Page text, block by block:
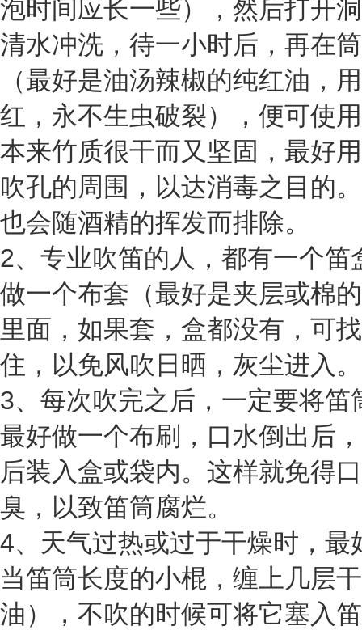
泡时间应长一些），然后打开
清水冲洗，待一小时后，再在
（最好是油汤辣椒的纯红油，
红，永不生虫破裂），便可使
本来竹质很干而又坚固，最好
吹孔的周围，以达消毒之目的
也会随酒精的挥发而排除。
2、专业吹笛的人，都有一个笛
做一个布套（最好是夹层或棉
里面，如果套，盒都没有，可
住，以免风吹日晒，灰尘进入。
3、每次吹完之后，一定要将笛
最好做一个布刷，口水倒出后
后装入盒或袋内。这样就免得
臭，以致笛筒腐烂。
4、天气过热或过于干燥时，最
当笛筒长度的小棍，缠上几层
油），不吹的时候可将它塞入